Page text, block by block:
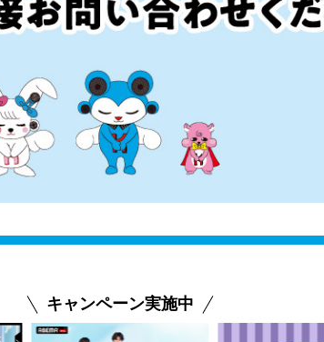
キャンペーン実施中